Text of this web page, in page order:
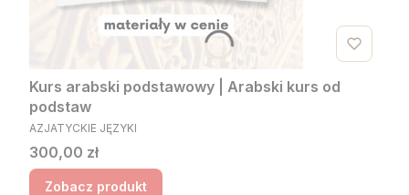
Kurs arabski podstawowy | Arabski kurs od
podstaw
PRODUCENT
AZJATYCKIE JĘZYKI
Cena
300,00 zł
Zobacz produkt